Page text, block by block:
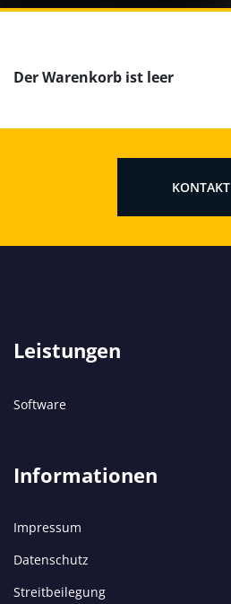
Der Warenkorb ist leer
KONTAKT
Leistungen
Software
Informationen
Impressum
Datenschutz
Streitbeilegung